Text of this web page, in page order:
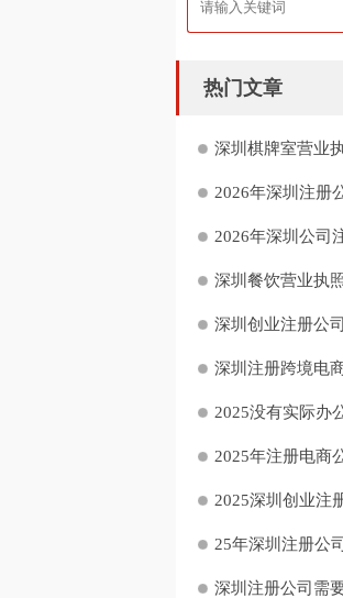
热门文章
深圳棋牌室营业
2026年深圳注册
2026年深圳公司
深圳餐饮营业执
深圳创业注册公
深圳注册跨境电
2025没有实际办
2025年注册电商
2025深圳创业注
25年深圳注册公
深圳注册公司需